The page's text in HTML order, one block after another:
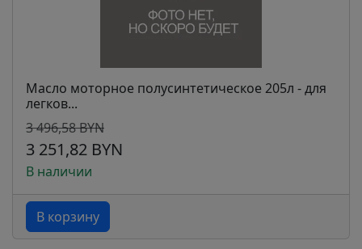
Масло моторное полусинтетическое 205л - для
легков...
3 496,58 BYN
3 251,82 BYN
В наличии
В корзину